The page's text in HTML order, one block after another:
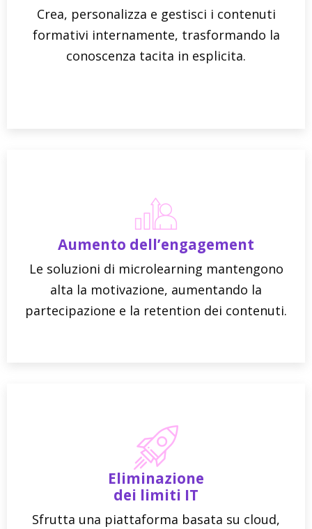
Crea, personalizza e gestisci i contenuti
formativi internamente, trasformando la
conoscenza tacita in esplicita.
Aumento dell’engagement
Le soluzioni di microlearning mantengono
alta la motivazione, aumentando la
partecipazione e la retention dei contenuti.
Eliminazione
dei limiti IT
Sfrutta una piattaforma basata su cloud,